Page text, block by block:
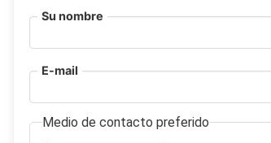
Su nombre
E-mail
Medio de contacto preferido